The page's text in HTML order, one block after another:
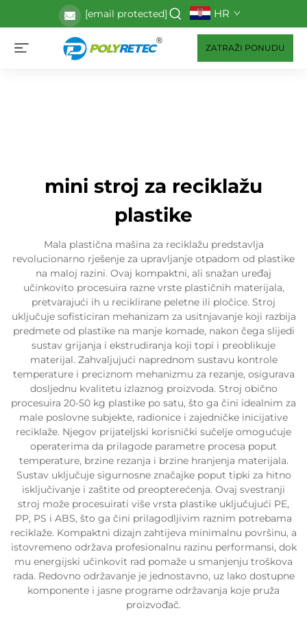
[email protected] HR
ZATRAŽI PONUDU
mini stroj za reciklažu
plastike
Mala plastična mašina za reciklažu predstavlja
revolucionarno rješenje za upravljanje otpadom od plastike
na maloj razini. Ovaj kompaktni, ali snažan uređaj
učinkovito procesuira razne vrste plastičnih materijala,
pretvarajući ih u reciklirane peletne ili pločice. Stroj
uključuje sofisticiran mehanizam za usitnjavanje koji razbija
predmete od plastike na manje komade, nakon čega slijedi
sustav grijanja i ekstrudiranja koji topi i preoblikuje
materijal. Zahvaljujući naprednom sustavu kontrole
temperature i preciznom mehanizmu za rezanje, osigurava
dosljednu kvalitetu izlaznog proizvoda. Stroj obično
procesuira 20-50 kg plastike po satu, što ga čini idealnim za
male poslovne subjekte, radionice i zajedničke inicijative
reciklaže. Njegov prijateljski korisnički sučelje omogućuje
operaterima da prilagode parametre procesa poput
temperature, brzine rezanja i brzine hranjenja materijala.
Sustav uključuje sigurnosne značajke poput tipki za hitno
isključivanje i zaštite od preopterećenja. Ovaj svestranji
stroj može procesuirati više vrsta plastike uključujući PE,
PP, PS i ABS, što ga čini prilagodljivim raznim potrebama
reciklaže. Kompaktni dizajn zahtijeva minimalnu površinu, a
istovremeno održava profesionalnu razinu performansi, dok
mu energijski učinkovit rad pomaže u smanjenju troškova
rada. Redovno održavanje je jednostavno, uz lako dostupne
komponente i jasne programe održavanja koje pruža
proizvođač.